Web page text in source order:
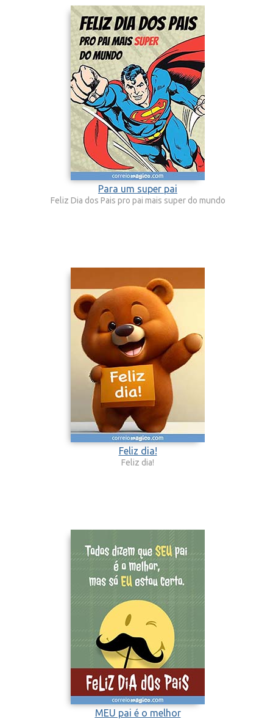
Para um super pai
Feliz Dia dos Pais pro pai mais super do mundo
Feliz dia!
Feliz dia!
MEU pai é o melhor